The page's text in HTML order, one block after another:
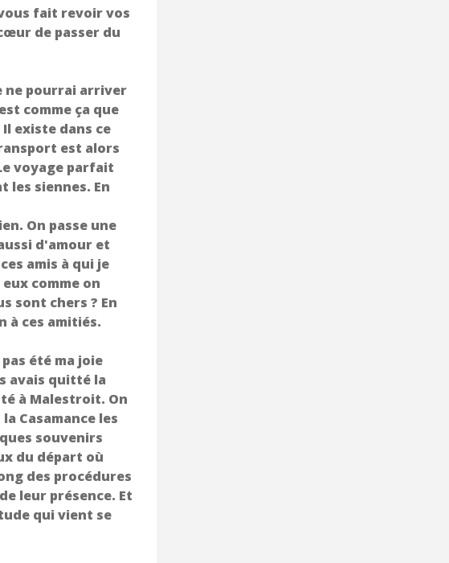
fait revoir vos
de passer du
ne pourrai arriver
comme ça que
existe dans ce
est alors
voyage parfait
les siennes. En
On passe une
d'amour et
amis à qui je
comme on
sont chers ? En
à ces amitiés.
été ma joie
avais quitté la
à Malestroit. On
Casamance les
souvenirs
du départ où
des procédures
leur présence. Et
qui vient se